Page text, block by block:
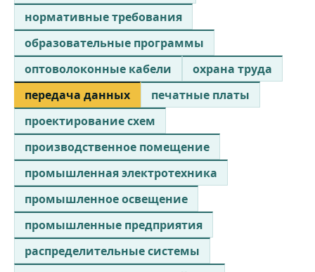
нормативные требования
образовательные программы
оптоволоконные кабели
охрана труда
передача данных
печатные платы
проектирование схем
производственное помещение
промышленная электротехника
промышленное освещение
промышленные предприятия
распределительные системы